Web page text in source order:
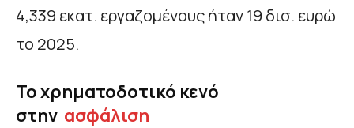
4,339 εκατ. εργαζομένους ήταν 19 δισ. ευρώ
το 2025.
Το χρηματοδοτικό κενό
στην ασφάλιση